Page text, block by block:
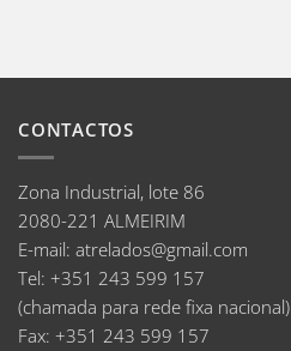
CONTACTOS
Zona Industrial, lote 86
2080-221 ALMEIRIM
E-mail: atrelados@gmail.com
Tel: +351 243 599 157
(chamada para rede fixa nacional)
Fax: +351 243 599 157